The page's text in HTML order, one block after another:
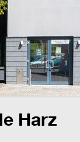
Harz